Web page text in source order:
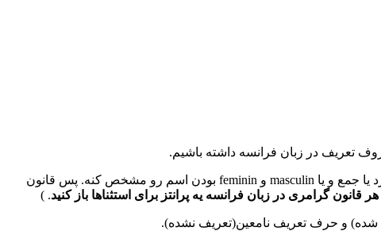
تعریف در زبان فرانسه داشته باشیم.
ارتیکل همونطور که میدونید همون حرف تعریف هستش. هر اسمی در زبان فرانسه باید یک معرف(یا همون ارتیکل داشته باشه)، که مفرد یا جمع و یا masculin و feminin بودن اسم رو مشخص کنه. پس قانون
قانون گرامری در زبان فرانسه یه پرانتز برای استثناها باز کنید. )
و حرف تعریف نامعین(تعریف نشده).